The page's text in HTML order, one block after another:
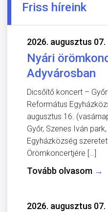
Friss híreink
2026. augusztus 07.
Nyári
Adyvárosban
Dicsőítő koncert –
Református
augusztus 16.
Győr, Szenes Iván
Egyházközség
Örömkoncertjére […]
Tovább olvasom →
2026. augusztus 07.